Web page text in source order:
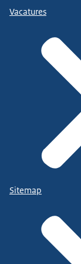
Vacatures
Sitemap